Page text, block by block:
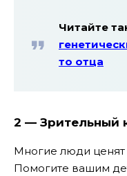
Читайте
то отца
2 — Зрительный
Многие люди ценят
Помогите вашим